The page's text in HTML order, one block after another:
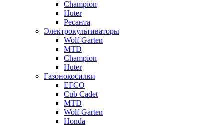
Champion
Huter
Ресанта
Электрокультиваторы
Wolf Garten
MTD
Champion
Huter
Газонокосилки
EFCO
Cub Cadet
MTD
Wolf Garten
Honda